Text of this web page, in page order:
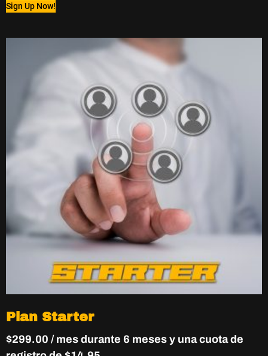
Sign Up Now!
Plan Starter
$299.00 / mes durante 6 meses y una cuota de